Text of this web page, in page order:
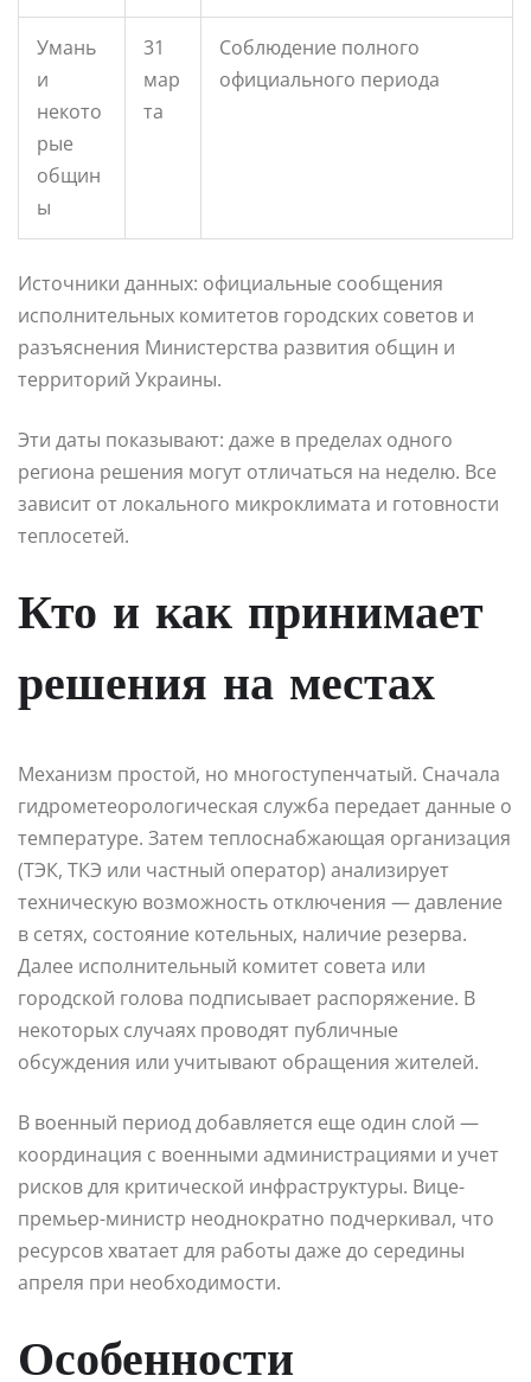
Умань
и
некото
рые
общин
ы
31
мар
та
Соблюдение полного
официального периода
Источники данных: официальные сообщения
исполнительных комитетов городских советов и
разъяснения Министерства развития общин и
территорий Украины.
Эти даты показывают: даже в пределах одного
региона решения могут отличаться на неделю. Все
зависит от локального микроклимата и готовности
теплосетей.
Кто и как принимает
решения на местах
Механизм простой, но многоступенчатый. Сначала
гидрометеорологическая служба передает данные о
температуре. Затем теплоснабжающая организация
(ТЭК, ТКЭ или частный оператор) анализирует
техническую возможность отключения — давление
в сетях, состояние котельных, наличие резерва.
Далее исполнительный комитет совета или
городской голова подписывает распоряжение. В
некоторых случаях проводят публичные
обсуждения или учитывают обращения жителей.
В военный период добавляется еще один слой —
координация с военными администрациями и учет
рисков для критической инфраструктуры. Вице-
премьер-министр неоднократно подчеркивал, что
ресурсов хватает для работы даже до середины
апреля при необходимости.
Особенности